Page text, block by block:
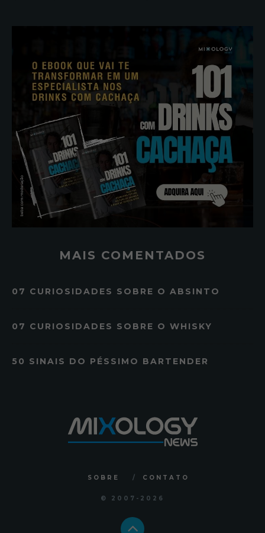
MAIS COMENTADOS
07 CURIOSIDADES SOBRE O ABSINTO
07 CURIOSIDADES SOBRE O WHISKY
50 SINAIS DO PÉSSIMO BARTENDER
SOBRE CONTATO
© 2007 -2026